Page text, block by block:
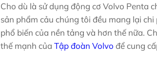
Cho dù là sử dụng động cơ Volvo Penta
sản phẩm cảu chúng tôi đều mang lại
phổ biến của nền tảng và hơn thế nữa.
thế mạnh của Tập đoàn Volvo để cung